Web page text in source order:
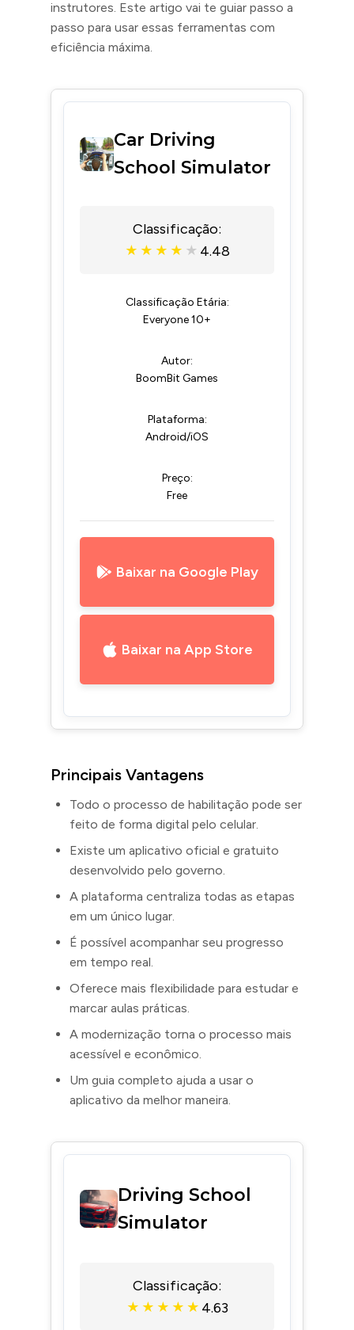
instrutores. Este artigo vai te guiar passo a
passo para usar essas ferramentas com
eficiência máxima.
Car Driving
School Simulator
Classificação:
★ ★ ★ ★ ★ 4.48
Classificação Etária:
Everyone 10+
Autor:
BoomBit Games
Plataforma:
Android/iOS
Preço:
Free
Baixar na Google Play
Baixar na App Store
Principais Vantagens
Todo o processo de habilitação pode ser
feito de forma digital pelo celular.
Existe um aplicativo oficial e gratuito
desenvolvido pelo governo.
A plataforma centraliza todas as etapas
em um único lugar.
É possível acompanhar seu progresso
em tempo real.
Oferece mais flexibilidade para estudar e
marcar aulas práticas.
A modernização torna o processo mais
acessível e econômico.
Um guia completo ajuda a usar o
aplicativo da melhor maneira.
Driving School
Simulator
Classificação:
★ ★ ★ ★ ★ 4.63